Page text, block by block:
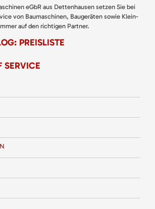
eGbR aus Dettenhausen setzen Sie bei
von Baumaschinen, Baugeräten sowie Klein-
auf den richtigen Partner.
PREISLISTE
SERVICE